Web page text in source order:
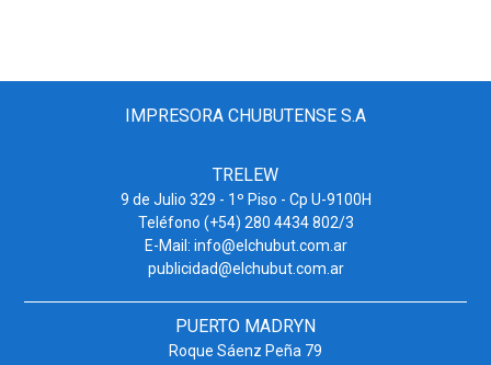
IMPRESORA CHUBUTENSE S.A
TRELEW
9 de Julio 329 - 1º Piso - Cp U-9100H
Teléfono (+54) 280 4434 802/3
E-Mail: info@elchubut.com.ar
publicidad@elchubut.com.ar
PUERTO MADRYN
Roque Sáenz Peña 79